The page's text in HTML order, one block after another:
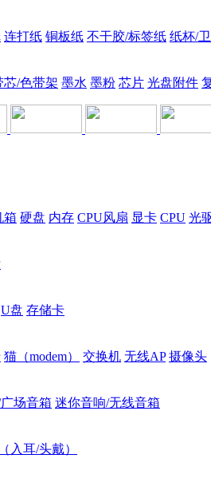
连打纸 铜板纸 不干胶/标签纸 纸杯/
芯/色带架 墨水 墨粉 芯片 光盘附件
箱 硬盘 内存 CPU风扇 显卡 CPU 光
U盘 存储卡
猫（modem） 交换机 无线AP 摄像头
场音箱 迷你音响/无线音箱
入耳/头戴）